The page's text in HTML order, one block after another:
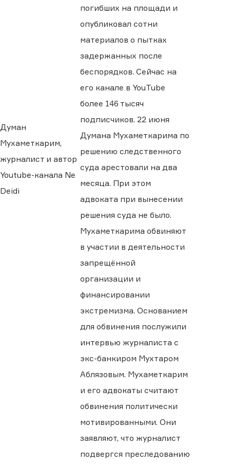
Думан
Мухаметкарим,
журналист и автор
Youtube-канала Ne
Deidi
погибших на площади и
опубликовал сотни
материалов о пытках
задержанных после
беспорядков. Сейчас на
его канале в YouTube
более 146 тысяч
подписчиков. 22 июня
Думана Мухаметкарима по
решению следственного
суда арестовали на два
месяца. При этом
адвоката при вынесении
решения суда не было.
Мухаметкарима обвиняют
в участии в деятельности
запрещённой
организации и
финансировании
экстремизма. Основанием
для обвинения послужили
интервью журналиста с
экс-банкиром Мухтаром
Аблязовым. Мухаметкарим
и его адвокаты считают
обвинения политически
мотивированными. Они
заявляют, что журналист
подвергся преследованию